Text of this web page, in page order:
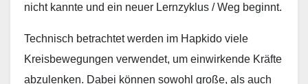
nicht kannte und ein neuer Lernzyklus / Weg beginnt.
Technisch betrachtet werden im Hapkido viele
Kreisbewegungen verwendet, um einwirkende Kräfte
abzulenken. Dabei können sowohl große, als auch